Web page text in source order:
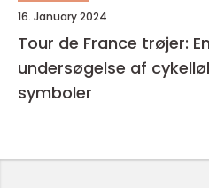
16. January 2024
Tour de France trøjer:
undersøgelse af
symboler